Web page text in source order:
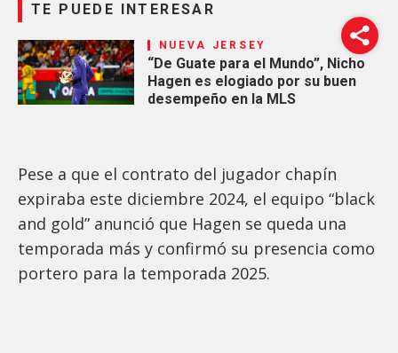
TE PUEDE INTERESAR
NUEVA JERSEY
“De Guate para el Mundo”, Nicho
Hagen es elogiado por su buen
desempeño en la MLS
Pese a que el contrato del jugador chapín
expiraba este diciembre 2024, el equipo “black
and gold” anunció que Hagen se queda una
temporada más y confirmó su presencia como
portero para la temporada 2025.